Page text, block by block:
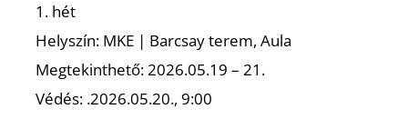
1. hét
Helyszín: MKE | Barcsay terem, Aula
Megtekinthető: 2026.05.19 – 21.
Védés: .2026.05.20., 9:00